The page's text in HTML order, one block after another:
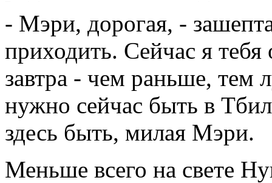
- Мэри, дорогая, -
приходить. Сейчас я
завтра - чем раньше, тем
нужно сейчас быть в
здесь быть, милая Мэри.
Меньше всего на свете